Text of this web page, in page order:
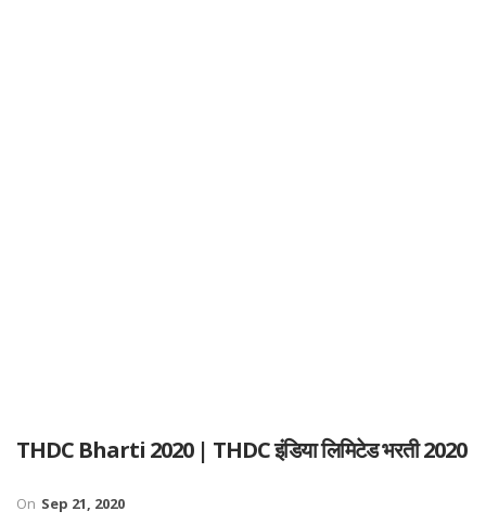
THDC Bharti 2020 | THDC इंडिया लिमिटेड भरती 2020
On Sep 21, 2020